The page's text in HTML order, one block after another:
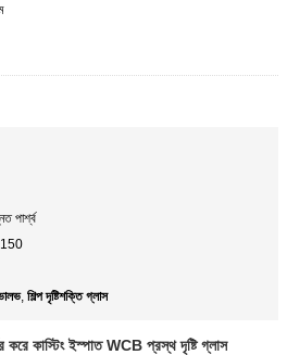
পার্শ্ব
, শিল্প দৃষ্টিশক্তি গ্লাস
করে কাস্টিং ইস্পাত WCB প্রস্থ দৃষ্টি গ্লাস